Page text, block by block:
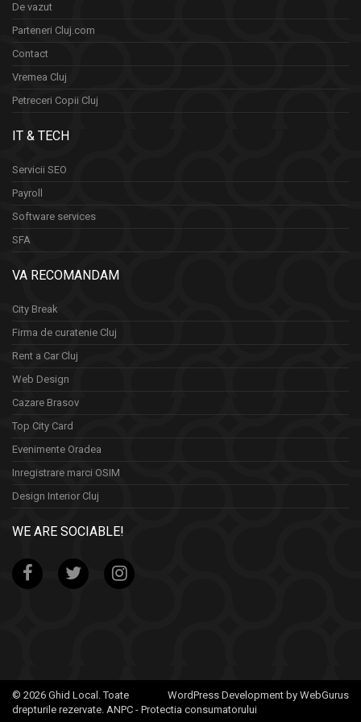
De vazut
Parteneri Cluj.com
Contact
Vremea Cluj
Petreceri Copii Cluj
IT & TECH
Servicii SEO
Payroll
Software services
SFA
VA RECOMANDAM
City Break
Firma de curatenie Cluj
Rent a Car Cluj
Web Design
Cazare Brasov
Top City Card
Evenimente Oradea
Inregistrare marci OSIM
Design Interior Cluj
WE ARE SOCIABLE!
WordPress Development by WebGurus
© 2026 Ghid Local. Toate
drepturile rezervate. ANPC - Protectia consumatorului